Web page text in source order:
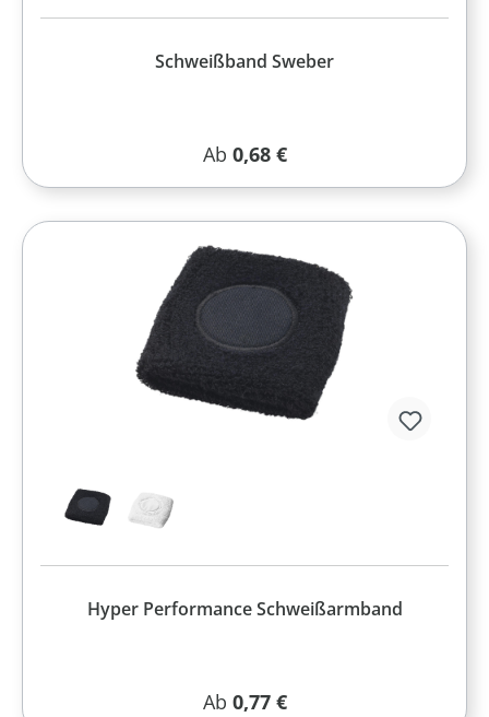
Schweißband Sweber
Regulärer Preis:
Ab 0,68 €
Hyper Performance Schweißarmband
Regulärer Preis:
Ab 0,77 €